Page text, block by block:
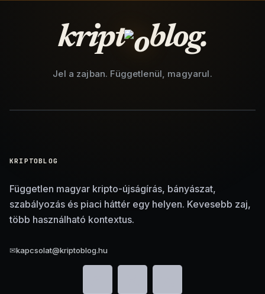
kript blog.
Jel a zajban. Függetlenül, magyarul.
KRIPTOBLOG
Független magyar kripto-újságírás, bányászat,
szabályozás és piaci háttér egy helyen. Kevesebb zaj,
több használható kontextus.
✉kapcsolat@kriptoblog.hu